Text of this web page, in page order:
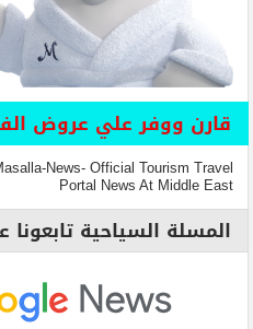
قارن ووفر علي عروض
News- Official Tourism Travel
Portal News At Middle East
المسلة السياحية